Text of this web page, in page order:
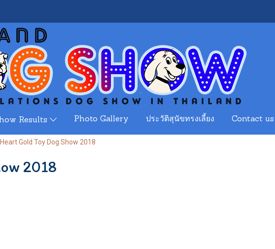
Results Photo Gallery ประวัติสุนัขทรงเลี้ยง Contact us
Gold Toy Dog Show 2018
2018